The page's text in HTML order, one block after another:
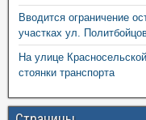
Вводится ограничение
участках ул.
На улице
стоянки транспорта